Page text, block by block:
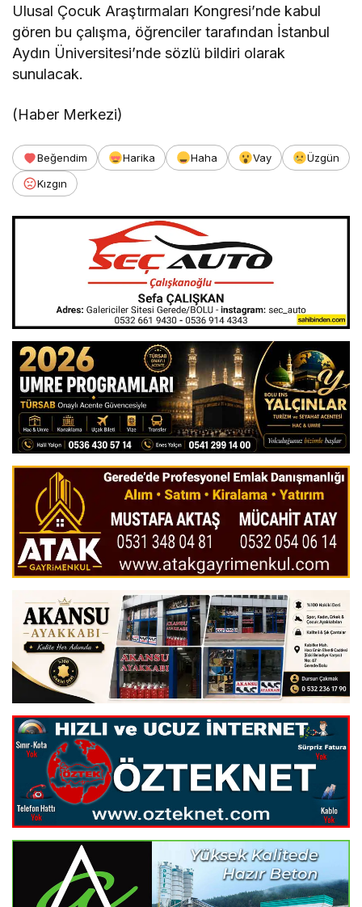
Ulusal Çocuk Araştırmaları Kongresi’nde kabul
gören bu çalışma, öğrenciler tarafından İstanbul
Aydın Üniversitesi’nde sözlü bildiri olarak
sunulacak.
(Haber Merkezi)
Beğendim Harika Haha Vay
Üzgün
Kızgın